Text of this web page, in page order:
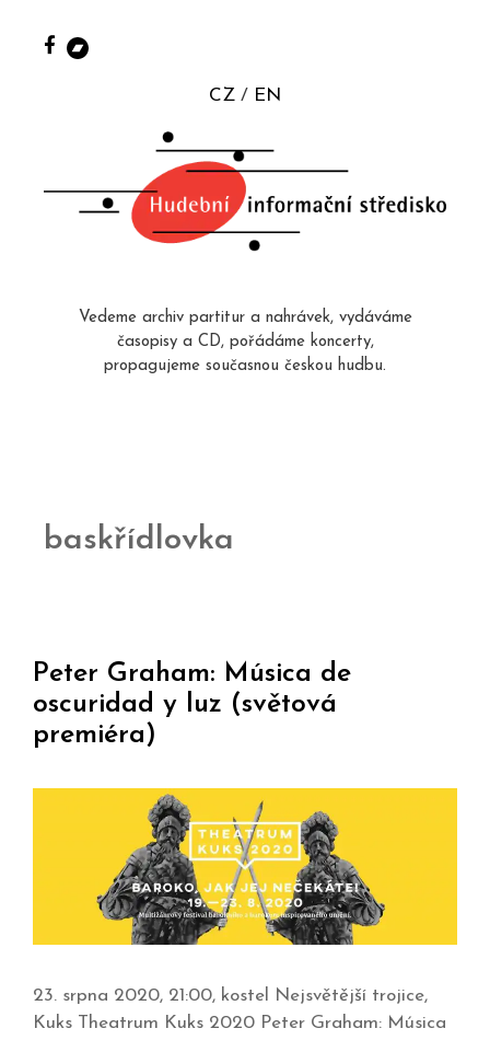
CZ EN
Vedeme archiv partitur a nahrávek, vydáváme
časopisy a CD, pořádáme koncerty,
propagujeme současnou českou hudbu.
baskřídlovka
Peter Graham: Música de
oscuridad y luz (světová
premiéra)
23. srpna 2020, 21:00, kostel Nejsvětější trojice,
Kuks Theatrum Kuks 2020 Peter Graham: Música